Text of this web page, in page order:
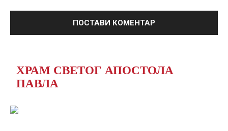
ХРАМ СВЕТОГ АПОСТОЛА
ПАВЛА